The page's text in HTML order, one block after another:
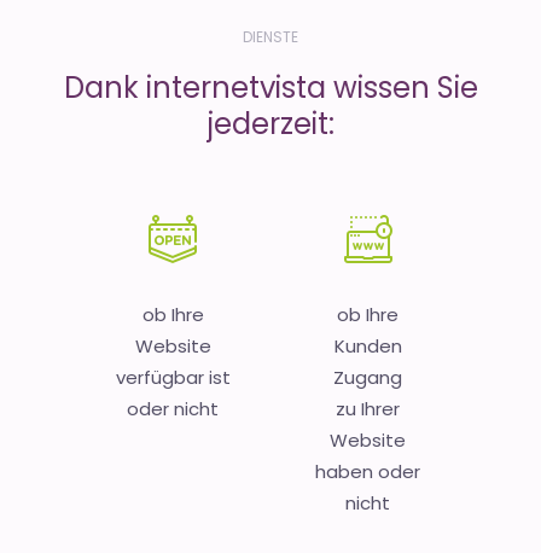
DIENSTE
Dank internetvista wissen Sie
jederzeit:
ob Ihre
Website
verfügbar ist
oder nicht
ob Ihre
Kunden
Zugang
zu Ihrer
Website
haben oder
nicht